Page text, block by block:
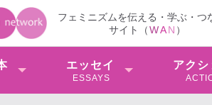
フェミニズムを伝える・学ぶ・つ
サイト（WAN ）
エッセイ
ESSAYS
アクシ